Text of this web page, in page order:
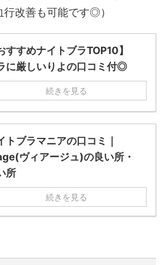
改善も可能です◎）
すすめナイトブラTOP10】
に厳しいりよの口コミ付◎
続きを見る
トブラマニアの口コミ｜
ヴィアージュ)の良い所・
所
続きを見る